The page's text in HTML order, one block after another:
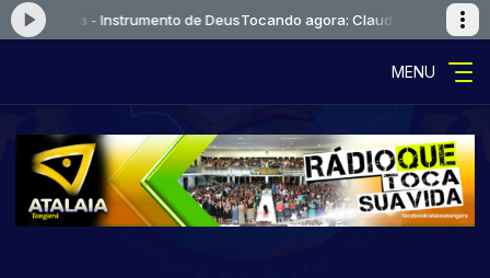
- Instrumento de DeusTocando agora: Claudiane Alcantara -
MENU